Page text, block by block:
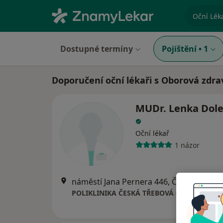
Dostupné termíny Pojištění • 1
Doporučení oční lékaři s Oborová
MUDr. Lenka
Oční lékař
1 názor
náměstí Jana Pernera 446, Česká